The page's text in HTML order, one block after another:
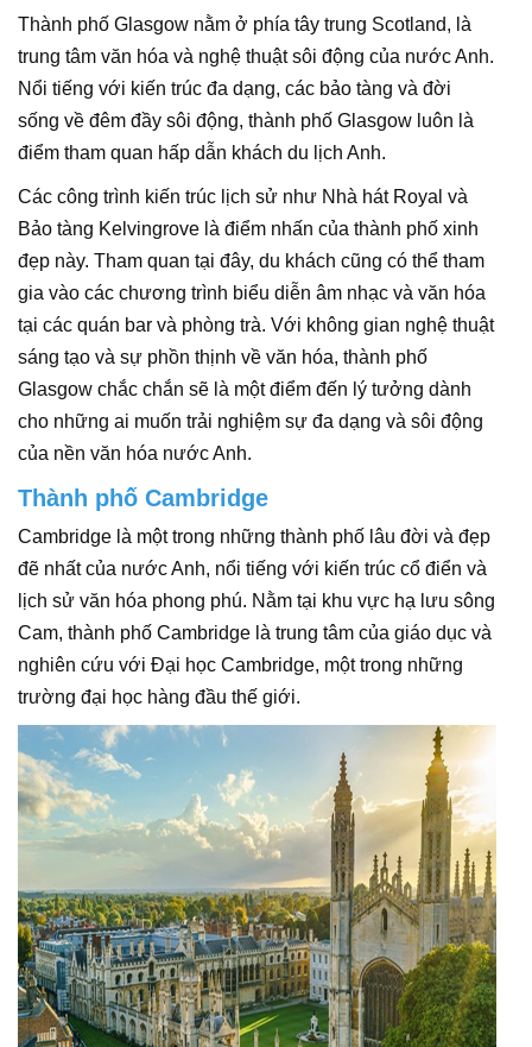
Thành phố Glasgow nằm ở phía tây trung Scotland, là
trung tâm văn hóa và nghệ thuật sôi động của nước Anh.
Nổi tiếng với kiến trúc đa dạng, các bảo tàng và đời
sống về đêm đầy sôi động, thành phố Glasgow luôn là
điểm tham quan hấp dẫn khách du lịch Anh.
Các công trình kiến trúc lịch sử như Nhà hát Royal và
Bảo tàng Kelvingrove là điểm nhấn của thành phố xinh
đẹp này. Tham quan tại đây, du khách cũng có thể tham
gia vào các chương trình biểu diễn âm nhạc và văn hóa
tại các quán bar và phòng trà. Với không gian nghệ thuật
sáng tạo và sự phồn thịnh về văn hóa, thành phố
Glasgow chắc chắn sẽ là một điểm đến lý tưởng dành
cho những ai muốn trải nghiệm sự đa dạng và sôi động
của nền văn hóa nước Anh.
Thành phố Cambridge
Cambridge là một trong những thành phố lâu đời và đẹp
đẽ nhất của nước Anh, nổi tiếng với kiến trúc cổ điển và
lịch sử văn hóa phong phú. Nằm tại khu vực hạ lưu sông
Cam, thành phố Cambridge là trung tâm của giáo dục và
nghiên cứu với Đại học Cambridge, một trong những
trường đại học hàng đầu thế giới.